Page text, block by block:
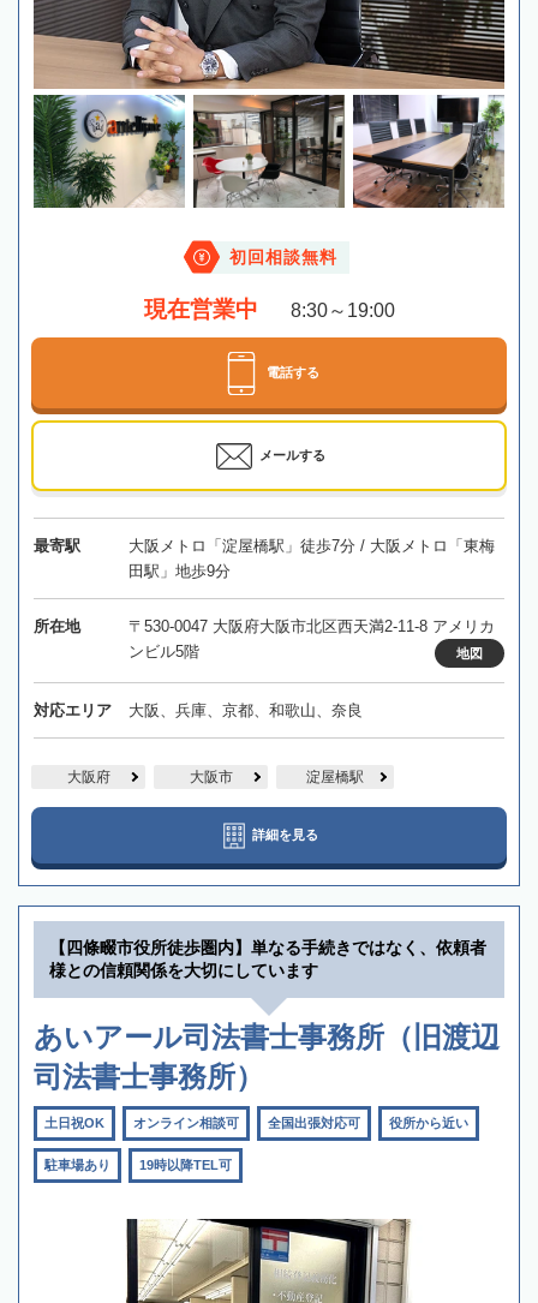
初回相談無料
現在営業中 8:30～19:00
電話する
メールする
最寄駅
大阪メトロ「淀屋橋駅」徒歩7分 / 大阪メトロ「東梅
田駅」地歩9分
所在地
〒530-0047 大阪府大阪市北区西天満2-11-8 アメリカ
ンビル5階
地図
対応エリア 大阪、兵庫、京都、和歌山、奈良
大阪府 大阪市 淀屋橋駅
詳細を見る
【四條畷市役所徒歩圏内】単なる手続きではなく、依頼者
様との信頼関係を大切にしています
あいアール司法書士事務所（旧渡辺
司法書士事務所）
土日祝OK オンライン相談可 全国出張対応可 役所から近い
駐車場あり 19時以降TEL可